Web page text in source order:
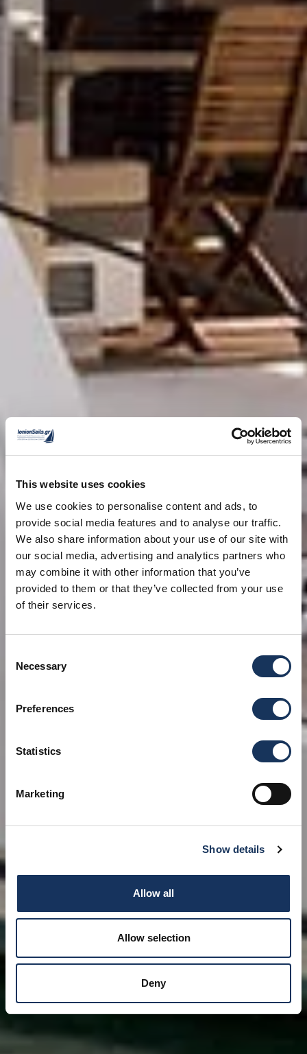
This website uses cookies
We use cookies to personalise content and ads, to
provide social media features and to analyse our traffic.
We also share information about your use of our site with
our social media, advertising and analytics partners who
may combine it with other information that you’ve
provided to them or that they’ve collected from your use
of their services.
Selection
Necessary
Preferences
Statistics
Marketing
Show details
Allow all
Allow selection
Deny